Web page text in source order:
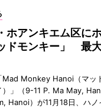
ホアンキエム区に
ドモンキー」 最
Mad Monkey Hanoi（マッ
）」（9-11 P. Ma May,
Hanoi）が11月18日、ハノ